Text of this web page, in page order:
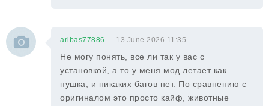
aribas77886 13 June 2026 11:35
Не могу понять, все ли так у вас с
установкой, а то у меня мод летает как
пушка, и никаких багов нет. По сравнению с
оригиналом это просто кайф, животные